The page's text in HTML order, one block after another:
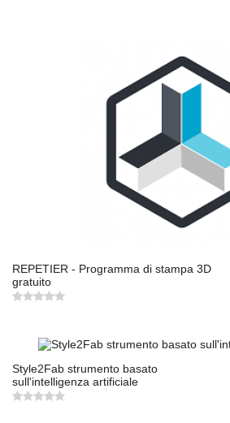
REPETIER - Programma di stampa 3D
gratuito
Style2Fab strumento basato
sull'intelligenza artificiale